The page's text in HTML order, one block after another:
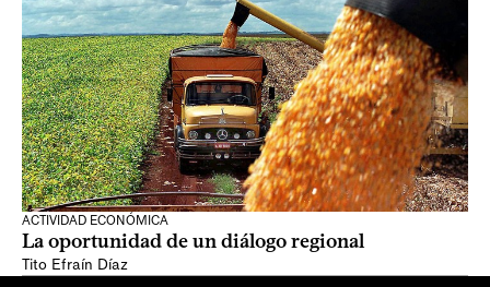
ACTIVIDAD ECONÓMICA
La oportunidad de un diálogo regional
Tito Efraín Díaz